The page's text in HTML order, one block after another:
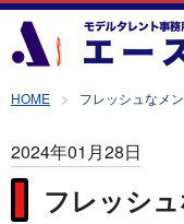
HOME フレッシュなメ
2024年01月28日
フレッシ